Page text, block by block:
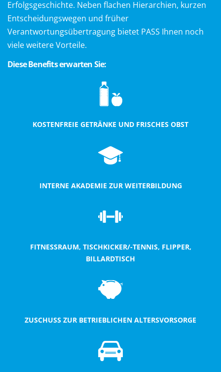
Erfolgsgeschichte. Neben flachen Hierarchien, kurzen
Entscheidungswegen und früher
Verantwortungsübertragung bietet PASS Ihnen noch
viele weitere Vorteile.
Diese Benefits erwarten Sie:
KOSTENFREIE GETRÄNKE UND FRISCHES OBST
INTERNE AKADEMIE ZUR WEITERBILDUNG
FITNESSRAUM, TISCHKICKER/-TENNIS, FLIPPER,
BILLARDTISCH
ZUSCHUSS ZUR BETRIEBLICHEN ALTERSVORSORGE